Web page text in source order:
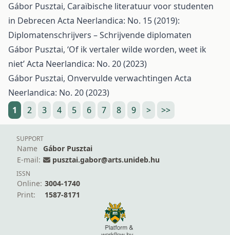
Gábor Pusztai, Caraïbische literatuur voor studenten
in Debrecen Acta Neerlandica: No. 15 (2019):
Diplomatenschrijvers – Schrijvende diplomaten
Gábor Pusztai, ‘Of ik vertaler wilde worden, weet ik
niet’Acta Neerlandica: No. 20 (2023)
Gábor Pusztai, Onvervulde verwachtingen Acta
Neerlandica: No. 20 (2023)
1
2 3 4 5 6 7 8 9 > >>
SUPPORT
Name
Gábor Pusztai
E-mail:
pusztai.gabor@arts.unideb.hu
ISSN
Online: 3004-1740
Print:
1587-8171